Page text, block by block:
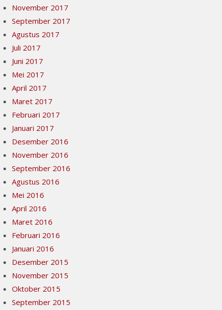
November 2017
September 2017
Agustus 2017
Juli 2017
Juni 2017
Mei 2017
April 2017
Maret 2017
Februari 2017
Januari 2017
Desember 2016
November 2016
September 2016
Agustus 2016
Mei 2016
April 2016
Maret 2016
Februari 2016
Januari 2016
Desember 2015
November 2015
Oktober 2015
September 2015